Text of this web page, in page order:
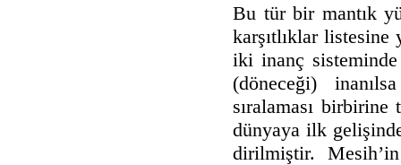
Bu tür bir mantık
karşıtlıklar
iki inanç
(döneceği)
sıralaması
dünyaya ilk
dirilmiştir.